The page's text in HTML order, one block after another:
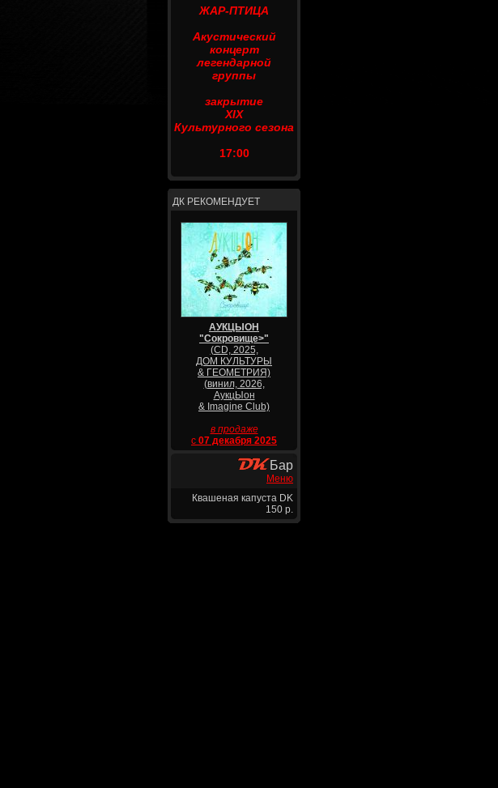
ЖАР-ПТИЦА
Акустический
концерт
легендарной
группы
закрытие
XIX
Культурного сезона
17:00
ДК РЕКОМЕНДУЕТ
АУКЦЫОН
"Сокровище>"
(CD, 2025,
ДОМ КУЛЬТУРЫ
& ГЕОМЕТРИЯ)
(винил, 2026,
АукцЫон
& Imagine Club)
в продаже
с 07 декабря 2025
Бар
Меню
Квашеная капуста DK
150 р.